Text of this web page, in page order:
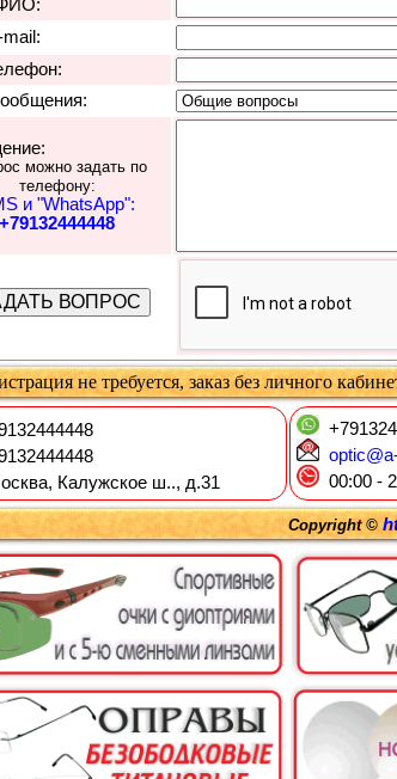
можно задать по
телефону:
и "WhatsApp":
+79132444448
не требуется, заказ без личного
Калужское ш.., д.31
00:00 -
Copyright ©